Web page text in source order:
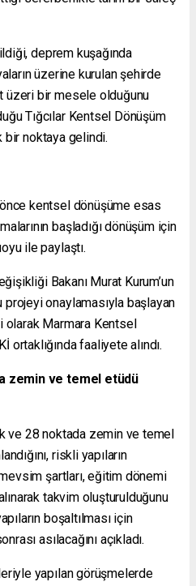
deprem kuşağında
üzerine kurulan şehirde
üzeri bir mesele olduğunu
Tığcılar Kentsel Dönüşüm
bir noktaya gelindi.
kentsel dönüşüme esas
başladığı dönüşüm için
ile paylaştı.
Bakanı Murat Kurum’un
projeyi onaylamasıyla başlayan
olarak Marmara Kentsel
ortaklığında faaliyete alındı.
zemin ve temel etüdü
ve 28 noktada zemin ve temel
riskli yapıların
şartları, eğitim dönemi
takvim oluşturulduğunu
boşaltılması için
asılacağını açıkladı.
yapılan görüşmelerde